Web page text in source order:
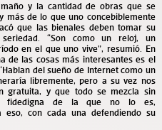
y la cantidad de obras que se
más de lo que uno concebiblemente
que las bienales deben tomar su
“Son como un reloj, un
en el que uno vive”, resumió. En
de las cosas más interesantes es el
del sueño de Internet como un
libremente, pero a su vez nos
gratuita, y que todo se mezcla sin
fidedigna de la que no lo es,
con cada una defendiendo su